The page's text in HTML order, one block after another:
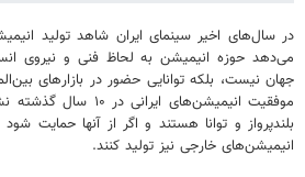
در سال‌های اخیر سینمای ایران شاهد تولید
می‌دهد حوزه انیمیشن به لحاظ فنی و نیروی
جهان نیست، بلکه توانایی حضور در بازارهای
موفقیت انیمیشن‌های
بلندپرواز و توانا هستند و اگر از آنها حمایت
انیمیشن‌های خارجی نیز تولید کنند.